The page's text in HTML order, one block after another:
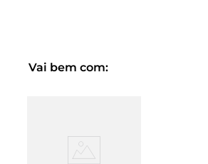
Vai bem com: